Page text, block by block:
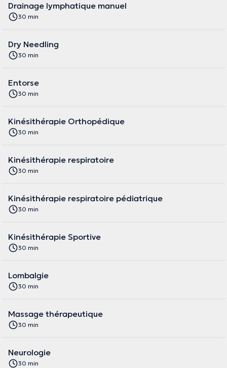
Drainage lymphatique manuel
30 min
Dry Needling
30 min
Entorse
30 min
Kinésithérapie Orthopédique
30 min
Kinésithérapie respiratoire
30 min
Kinésithérapie respiratoire pédiatrique
30 min
Kinésithérapie Sportive
30 min
Lombalgie
30 min
Massage thérapeutique
30 min
Neurologie
30 min